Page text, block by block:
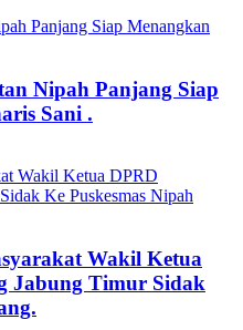
Nipah Panjang Siap
Sani .
Wakil Ketua
Jabung Timur Sidak